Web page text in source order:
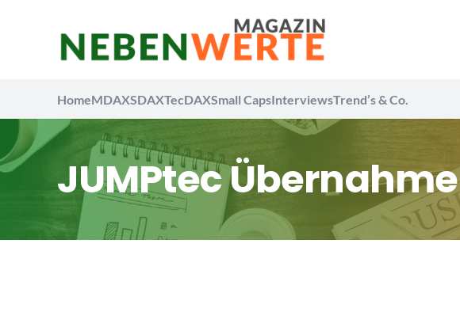
HomeMDAXSDAXTecDAXSmall CapsInterviewsTrend’s & Co.
JUMPtec Übernahme